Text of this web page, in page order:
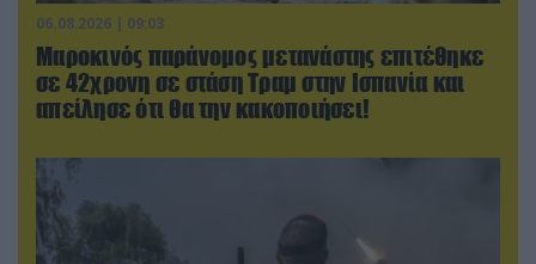
06.08.2026 | 09:03
Μαροκινός παράνομος μετανάστης επιτέθηκε
σε 42χρονη σε στάση Τραμ στην Ισπανία και
απείλησε ότι θα την κακοποιήσει!